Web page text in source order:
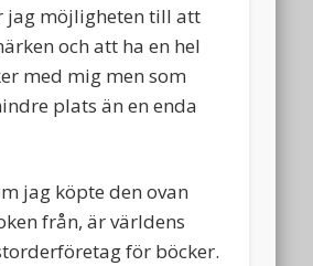
jag möjligheten till att
och att ha en hel
med mig men som
plats än en enda
jag köpte den ovan
från, är världens
för böcker.